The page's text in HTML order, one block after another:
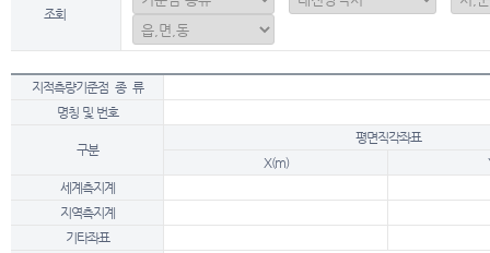
조회
지적측량기준점 종 류
명칭 및 번호
구분
평면직각좌표
X(m)
세계측지계
지역측지계
기타좌표